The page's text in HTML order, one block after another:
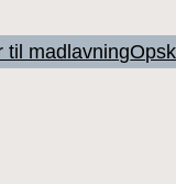
til madlavning